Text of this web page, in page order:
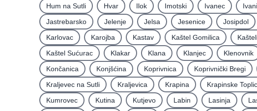
Hum na Sutli
Hvar Ilok Imotski Ivanec
Jastrebarsko
Jelenje Jelsa Jesenice Josipdol
Karlovac
Karojba Kastav Kaštel Gomilica
Kaštel Sućurac
Klakar Klana Klanjec Klenovnik
Končanica
Konjšćina Koprivnica Koprivnički Bregi
Kraljevec na Sutli
Kraljevica Krapina Krapinske
Kumrovec
Kutina Kutjevo Labin Lasinja